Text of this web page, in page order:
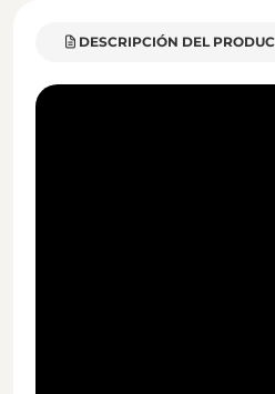
DESCRIPCIÓN DEL